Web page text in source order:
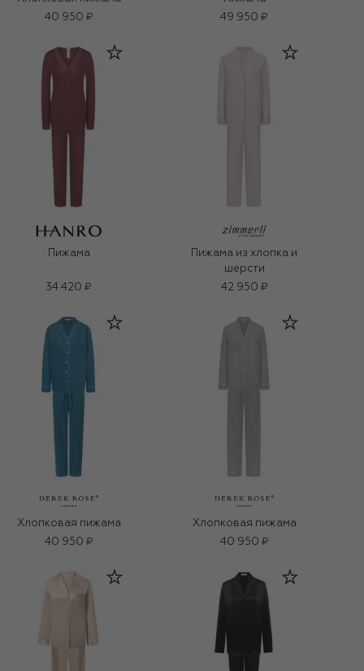
40 950 ₽
49 950 ₽
Пижама
34 420 ₽
Пижама из хлопка и
шерсти
42 950 ₽
Хлопковая пижама
40 950 ₽
Хлопковая пижама
40 950 ₽